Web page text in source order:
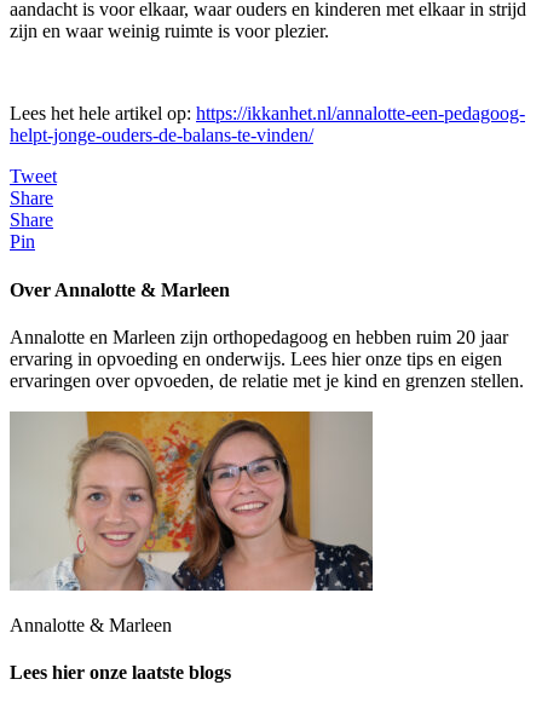
aandacht is voor elkaar, waar ouders en kinderen met elkaar in strijd
zijn en waar weinig ruimte is voor plezier.
Lees het hele artikel op: https://ikkanhet.nl/annalotte-een-pedagoog-
helpt-jonge-ouders-de-balans-te-vinden/
Tweet
Share
Share
Pin
Over Annalotte & Marleen
Annalotte en Marleen zijn orthopedagoog en hebben ruim 20 jaar
ervaring in opvoeding en onderwijs. Lees hier onze tips en eigen
ervaringen over opvoeden, de relatie met je kind en grenzen stellen.
Annalotte & Marleen
Lees hier onze laatste blogs